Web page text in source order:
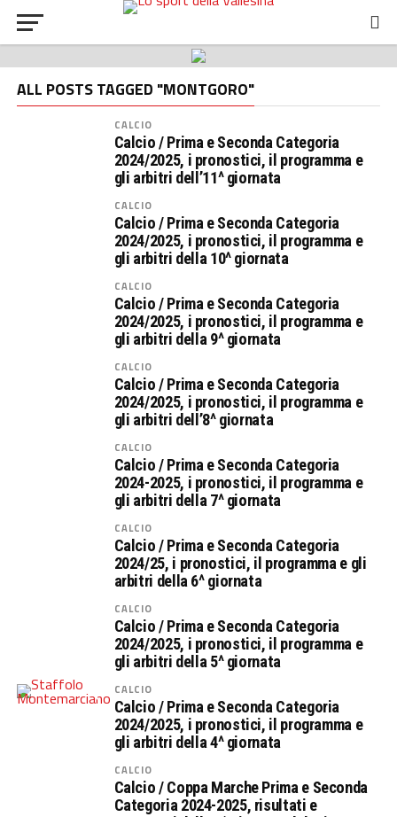
ALL POSTS TAGGED "MONTGORO"
CALCIO
Calcio / Prima e Seconda Categoria
2024/2025, i pronostici, il programma e
gli arbitri dell’11^ giornata
CALCIO
Calcio / Prima e Seconda Categoria
2024/2025, i pronostici, il programma e
gli arbitri della 10^ giornata
CALCIO
Calcio / Prima e Seconda Categoria
2024/2025, i pronostici, il programma e
gli arbitri della 9^ giornata
CALCIO
Calcio / Prima e Seconda Categoria
2024/2025, i pronostici, il programma e
gli arbitri dell’8^ giornata
CALCIO
Calcio / Prima e Seconda Categoria
2024-2025, i pronostici, il programma e
gli arbitri della 7^ giornata
CALCIO
Calcio / Prima e Seconda Categoria
2024/25, i pronostici, il programma e gli
arbitri della 6^ giornata
CALCIO
Calcio / Prima e Seconda Categoria
2024/2025, i pronostici, il programma e
gli arbitri della 5^ giornata
CALCIO
Calcio / Prima e Seconda Categoria
2024/2025, i pronostici, il programma e
gli arbitri della 4^ giornata
CALCIO
Calcio / Coppa Marche Prima e Seconda
Categoria 2024-2025, risultati e